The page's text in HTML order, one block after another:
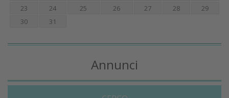
23
24 25 26 27 28
29
30
31
Annunci